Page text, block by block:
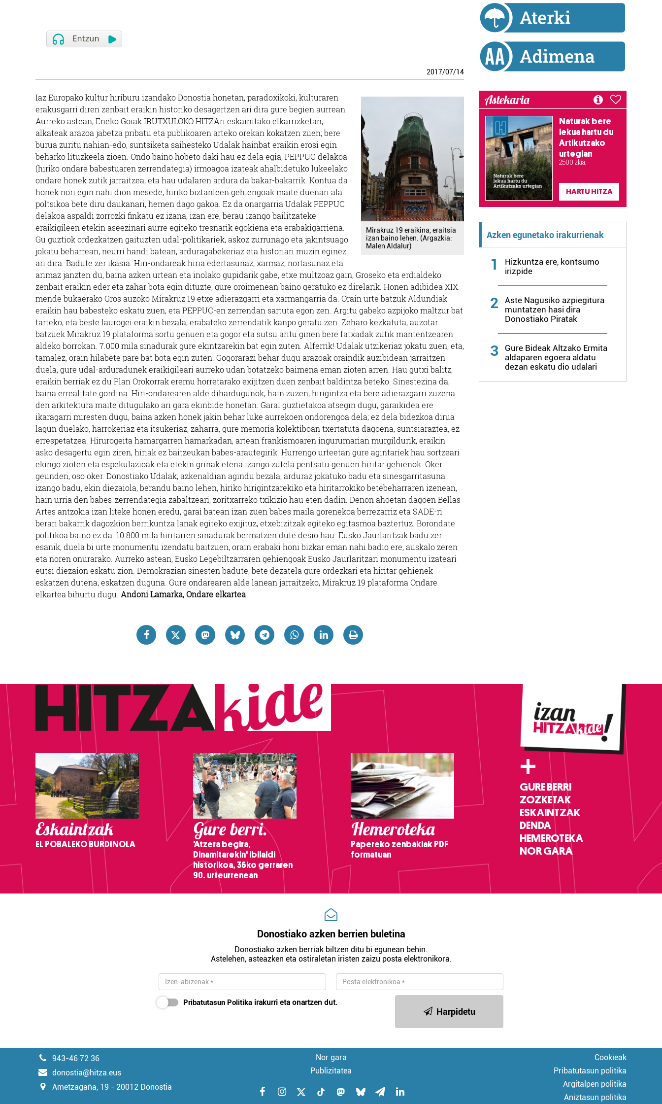
2017/07/14
Mirakruz 19 eraikina, eraitsia
izan baino lehen. (Argazkia:
Malen Aldalur)
Iaz Europako kultur hiriburu izandako Donostia honetan, paradoxikoki, kulturaren
erakusgarri diren zenbait eraikin historiko desagertzen ari dira gure begien aurrean.
Aurreko astean, Eneko Goiak IRUTXULOKO HITZAri eskainitako elkarrizketan,
alkateak arazoa jabetza pribatu eta publikoaren arteko orekan kokatzen zuen; bere
burua zuritu nahian-edo, suntsiketa saihesteko Udalak hainbat eraikin erosi egin
beharko lituzkeela zioen. Ondo baino hobeto daki hau ez dela egia, PEPPUC delakoa
(hiriko ondare babestuaren zerrendategia) irmoagoa izateak ahalbidetuko lukeelako
ondare honek zutik jarraitzea, eta hau udalaren ardura da bakar-bakarrik. Kontua da
honek nori egin nahi dion mesede, hiriko biztanleen gehiengoak maite duenari ala
poltsikoa bete diru daukanari, hemen dago gakoa. Ez da onargarria Udalak PEPPUC
delakoa aspaldi zorrozki finkatu ez izana, izan ere, berau izango bailitzateke
eraikigileen etekin aseezinari aurre egiteko tresnarik egokiena eta erabakigarriena.
Gu guztiok ordezkatzen gaituzten udal-politikariek, askoz zurrunago eta jakintsuago
jokatu beharrean, neurri handi batean, arduragabekeriaz eta historiari muzin eginez
ari dira. Badute zer ikasia. Hiri-ondareak hiria edertasunaz, xarmaz, nortasunaz eta
arimaz janzten du, baina azken urtean eta inolako gupidarik gabe, etxe multzoaz gain, Groseko eta erdialdeko
zenbait eraikin eder eta zahar bota egin dituzte, gure oroimenean baino geratuko ez direlarik. Honen adibidea XIX.
mende bukaerako Gros auzoko Mirakruz 19 etxe adierazgarri eta xarmangarria da. Orain urte batzuk Aldundiak
eraikin hau babesteko eskatu zuen, eta PEPPUC-en zerrendan sartuta egon zen. Argitu gabeko azpijoko maltzur bat
tarteko, eta beste laurogei eraikin bezala, erabateko zerrendatik kanpo geratu zen. Zeharo kezkatuta, auzotar
batzuek Mirakruz 19 plataforma sortu genuen eta gogor eta sutsu aritu ginen bere fatxadak zutik mantentzearen
aldeko borrokan. 7.000 mila sinadurak gure ekintzarekin bat egin zuten. Alferrik! Udalak utzikeriaz jokatu zuen, eta,
tamalez, orain hilabete pare bat bota egin zuten. Gogorarazi behar dugu arazoak oraindik auzibidean jarraitzen
duela, gure udal-arduradunek eraikigileari aurreko udan botatzeko baimena eman zioten arren. Hau gutxi balitz,
eraikin berriak ez du Plan Orokorrak eremu horretarako exijitzen duen zenbait baldintza beteko. Sinestezina da,
baina errealitate gordina. Hiri-ondarearen alde dihardugunok, hain zuzen, hirigintza eta bere adierazgarri zuzena
den arkitektura maite ditugulako ari gara ekinbide honetan. Garai guztietakoa atsegin dugu, garaikidea ere
ikaragarri miresten dugu, baina azken honek jakin behar luke aurrekoen ondorengoa dela; ez dela bidezkoa dirua
lagun duelako, harrokeriaz eta itsukeriaz, zaharra, gure memoria kolektiboan txertatuta dagoena, suntsiaraztea, ez
errespetatzea. Hirurogeita hamargarren hamarkadan, artean frankismoaren ingurumarian murgildurik, eraikin
asko desagertu egin ziren, hiriak ez baitzeukan babes-arautegirik. Hurrengo urteetan gure agintariek hau sortzeari
ekingo zioten eta espekulazioak eta etekin grinak etena izango zutela pentsatu genuen hiritar gehienok. Oker
geunden, oso oker. Donostiako Udalak, azkenaldian agindu bezala, arduraz jokatuko badu eta sinesgarritasuna
izango badu, ekin diezaiola, berandu baino lehen, hiriko hirigintzarekiko eta hiritarrokiko betebeharraren izenean,
hain urria den babes-zerrendategia zabaltzeari, zoritxarreko txikizio hau eten dadin. Denon ahoetan dagoen Bellas
Artes antzokia izan liteke honen eredu, garai batean izan zuen babes maila gorenekoa berrezarriz eta SADE-ri
berari bakarrik dagozkion berrikuntza lanak egiteko exijituz, etxebizitzak egiteko egitasmoa baztertuz. Borondate
politikoa baino ez da. 10.800 mila hiritarren sinadurak bermatzen dute desio hau. Eusko Jaurlaritzak badu zer
esanik, duela bi urte monumentu izendatu baitzuen, orain erabaki honi bizkar eman nahi badio ere, auskalo zeren
eta noren onurarako. Aurreko astean, Eusko Legebiltzarraren gehiengoak Eusko Jaurlaritzari monumentu izateari
eutsi diezaion eskatu zion. Demokrazian sinesten badute, bete dezatela gure ordezkari eta hiritar gehienek
eskatzen dutena, eskatzen duguna. Gure ondarearen alde lanean jarraitzeko, Mirakruz 19 plataforma Ondare
elkartea bihurtu dugu. Andoni Lamarka, Ondare elkartea
Astekaria
Naturak bere
lekua hartu du
Artikutzako
urtegian
2.500 zkia.
HARTU HITZA
Azken egunetako irakurrienak
1
Hizkuntza ere, kontsumo
irizpide
2
Aste Nagusiko azpiegitura
muntatzen hasi dira
Donostiako Piratak
3
Gure Bideak Altzako Ermita
aldaparen egoera aldatu
dezan eskatu dio udalari
Eskaintzak
EL POBALEKO BURDINOLA
Gure berri.
'Atzera begira,
Dinamitarekin' ibilaldi
historikoa, 36ko gerraren
90. urteurrenean
Hemeroteka
Papereko zenbakiak PDF
formatuan
+
GURE BERRI
ZOZKETAK
ESKAINTZAK
DENDA
HEMEROTEKA
NOR GARA
Donostiako azken berrien buletina
Donostiako azken berriak biltzen ditu bi egunean behin.
Astelehen, asteazken eta ostiraletan iristen zaizu posta elektronikora.
Pribatutasun Politika irakurri eta onartzen dut.
Harpidetu
943-46 72 36
donostia@hitza.eus
Ametzagaña, 19 - 20012 Donostia
Nor gara
Publizitatea
Cookieak
Pribatutasun politika
Argitalpen politika
Aniztasun politika